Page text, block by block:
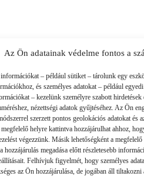
Az Ön adatainak védelme fontos a
– például sütiket – tárolunk egy
és személyes adatokat – például
– kezelünk személyre szabott hirdetések
nézettségi adatok gyűjtéséhez. Az Ön
szerzett pontos geolokációs adatokat és
helyre kattintva hozzájárulhat ahhoz,
végezzünk. Másik lehetőségként a
hozzájárulás megadása előtt részletesebb
Felhívjuk figyelmét, hogy személyes
az Ön hozzájárulása, de jogában áll tiltakozni